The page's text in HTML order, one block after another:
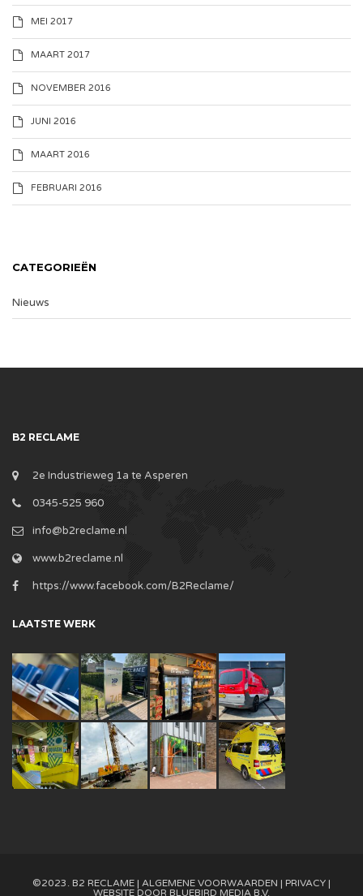
MEI 2017
MAART 2017
NOVEMBER 2016
JUNI 2016
MAART 2016
FEBRUARI 2016
CATEGORIEËN
Nieuws
B2 RECLAME
2e Industrieweg 1a te Asperen
0345-525 960
info@b2reclame.nl
www.b2reclame.nl
https://www.facebook.com/B2Reclame/
LAATSTE WERK
©2023. B2 RECLAME | ALGEMENE VOORWAARDEN | PRIVACY |
WEBSITE DOOR BLUEBIRD MEDIA B.V.